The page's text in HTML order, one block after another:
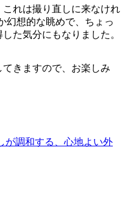
れは撮り直しに来なけれ
幻想的な眺めで、ちょっ
た気分にもなりました。
きますので、お楽しみ
が調和する、心地よい外